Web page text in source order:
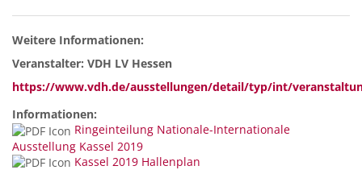
Weitere Informationen:
Veranstalter: VDH LV Hessen
https://www.vdh.de/ausstellungen/detail/typ/int/
Informationen:
Ringeinteilung Nationale-Internationale
Ausstellung Kassel 2019
Kassel 2019 Hallenplan